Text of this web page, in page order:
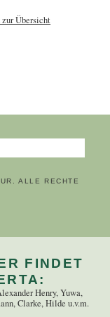
Übersicht
ALLE RECHTE
ÜBERSPRINGEN
FINDET
Henry, Yuwa,
Clarke, Hilde u.v.m.